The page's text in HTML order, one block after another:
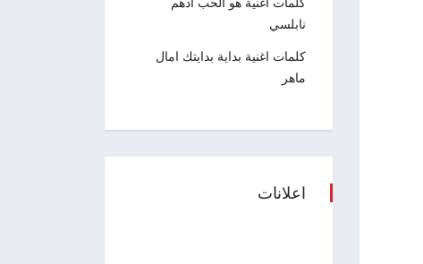
نابلسي
كلمات اغنية بداية بدايتك امال
ماهر
اعلانات